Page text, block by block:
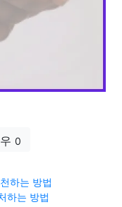
0
하는 방법
하는 방법